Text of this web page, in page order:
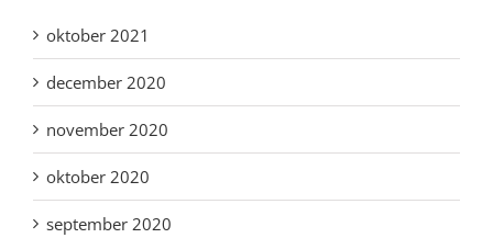
oktober 2021
december 2020
november 2020
oktober 2020
september 2020